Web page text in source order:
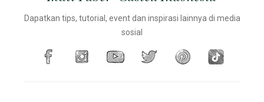
Dapatkan tips, tutorial, event dan inspirasi lainnya di media
sosial